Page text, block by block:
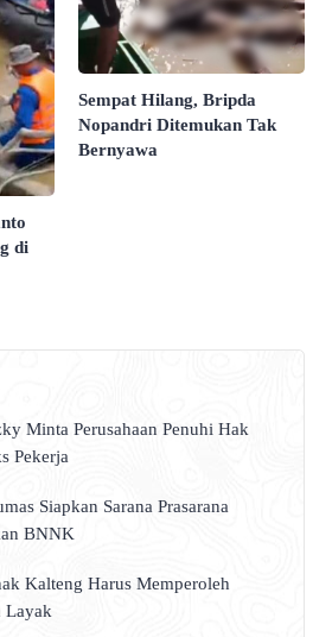
di
Sempat Hilang, Bripda
Nopandri Ditemukan Tak
Bernyawa
Minta Perusahaan Penuhi Hak
Pekerja
Siapkan Sarana Prasarana
BNNK
Kalteng Harus Memperoleh
Layak